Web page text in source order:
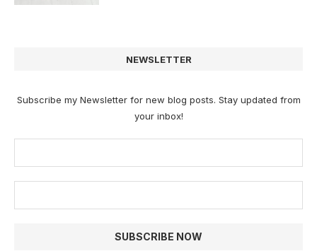
NEWSLETTER
Subscribe my Newsletter for new blog posts. Stay updated from
your inbox!